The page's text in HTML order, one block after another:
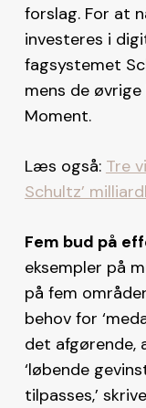
forslag. For at
investeres i
fagsystemet
mens de øvrige
Moment.
Læs også: Tre
Schultz’
Fem bud på
eksempler på
på fem
behov for
det afgørende,
‘løbende
tilpasses,’